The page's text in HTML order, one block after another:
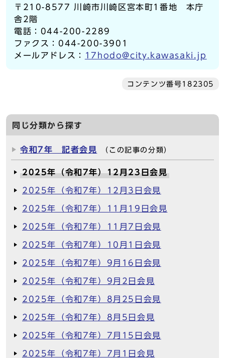
〒210-8577 川崎市川崎区宮本町1番地 本庁
舎2階
電話：044-200-2289
ファクス：044-200-3901
メールアドレス：
17hodo@city.kawasaki.jp
コンテンツ番号182305
同じ分類から探す
令和7年 記者会見 （この記事の分類）
2025年（令和7年）12月23日会見
2025年（令和7年）12月3日会見
2025年（令和7年）11月19日会見
2025年（令和7年）11月7日会見
2025年（令和7年）10月1日会見
2025年（令和7年）9月16日会見
2025年（令和7年）9月2日会見
2025年（令和7年）8月25日会見
2025年（令和7年）8月5日会見
2025年（令和7年）7月15日会見
2025年（令和7年）7月1日会見